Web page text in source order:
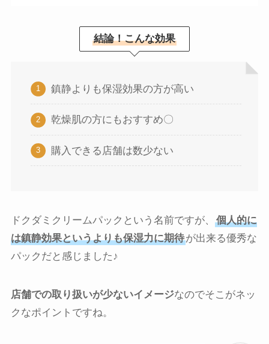
結論！こんな効果
鎮静よりも保湿効果の方が高い
乾燥肌の方にもおすすめ〇
購入できる店舗は数少ない
ドクダミクリームパックという名前ですが、
個人的に
は鎮静効果というよりも保湿力に期待が出来る優秀な
パックだと感じました♪
店舗での取り扱いが少ないイメージなのでそこがネッ
クなポイントですね。